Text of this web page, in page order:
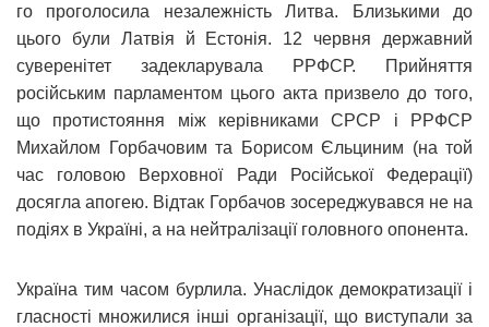
го проголосила незалежність Литва. Близькими до
цього були Латвія й Естонія. 12 червня державний
суверенітет задекларувала РРФСР. Прийняття
російським парламентом цього акта призвело до того,
що протистояння між керівниками СРСР і РРФСР
Михайлом Горбачовим та Борисом Єльциним (на той
час головою Верховної Ради Російської Федерації)
досягла апогею. Відтак Горбачов зосереджувався не на
подіях в Україні, а на нейтралізації головного опонента.
Україна тим часом бурлила. Унаслідок демократизації і
гласності множилися інші організації, що виступали за